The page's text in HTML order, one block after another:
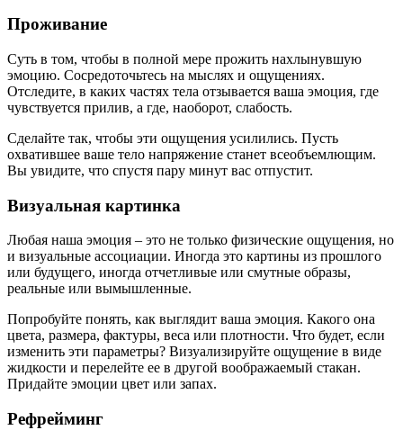
Проживание
Суть в том, чтобы в полной мере прожить нахлынувшую
эмоцию. Сосредоточьтесь на мыслях и ощущениях.
Отследите, в каких частях тела отзывается ваша эмоция, где
чувствуется прилив, а где, наоборот, слабость.
Сделайте так, чтобы эти ощущения усилились. Пусть
охватившее ваше тело напряжение станет всеобъемлющим.
Вы увидите, что спустя пару минут вас отпустит.
Визуальная картинка
Любая наша эмоция – это не только физические ощущения, но
и визуальные ассоциации. Иногда это картины из прошлого
или будущего, иногда отчетливые или смутные образы,
реальные или вымышленные.
Попробуйте понять, как выглядит ваша эмоция. Какого она
цвета, размера, фактуры, веса или плотности. Что будет, если
изменить эти параметры? Визуализируйте ощущение в виде
жидкости и перелейте ее в другой воображаемый стакан.
Придайте эмоции цвет или запах.
Рефрейминг